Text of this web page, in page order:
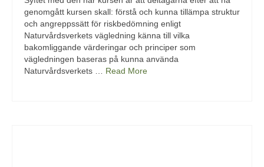
genomgått kursen skall: förstå och kunna tillämpa struktur
och angreppssätt för riskbedömning enligt
Naturvårdsverkets vägledning känna till vilka
bakomliggande värderingar och principer som
vägledningen baseras på kunna använda
Naturvårdsverkets … Read More